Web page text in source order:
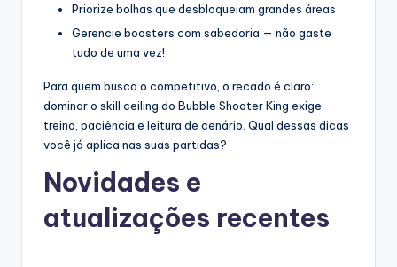
Priorize bolhas que desbloqueiam grandes áreas
Gerencie boosters com sabedoria — não gaste
tudo de uma vez!
Para quem busca o competitivo, o recado é claro:
dominar o skill ceiling do Bubble Shooter King exige
treino, paciência e leitura de cenário. Qual dessas dicas
você já aplica nas suas partidas?
Novidades e
atualizações recentes